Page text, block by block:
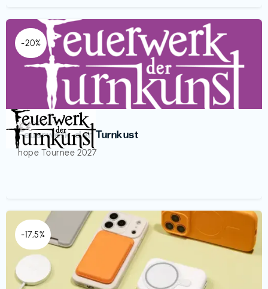
-20%
Veranstaltung
Feuerwerk der Turnkust
hope Tournee 2027
€€‎
-17,5%